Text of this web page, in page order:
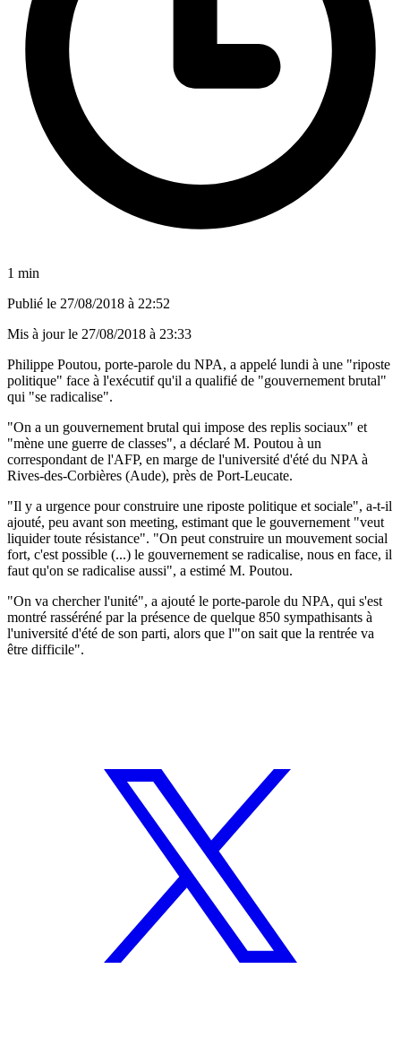
1 min
Publié le 27/08/2018 à 22:52
Mis à jour le 27/08/2018 à 23:33
Philippe Poutou, porte-parole du NPA, a appelé lundi à une "riposte
politique" face à l'exécutif qu'il a qualifié de "gouvernement brutal"
qui "se radicalise".
"On a un gouvernement brutal qui impose des replis sociaux" et
"mène une guerre de classes", a déclaré M. Poutou à un
correspondant de l'AFP, en marge de l'université d'été du NPA à
Rives-des-Corbières (Aude), près de Port-Leucate.
"Il y a urgence pour construire une riposte politique et sociale", a-t-il
ajouté, peu avant son meeting, estimant que le gouvernement "veut
liquider toute résistance". "On peut construire un mouvement social
fort, c'est possible (...) le gouvernement se radicalise, nous en face, il
faut qu'on se radicalise aussi", a estimé M. Poutou.
"On va chercher l'unité", a ajouté le porte-parole du NPA, qui s'est
montré rasséréné par la présence de quelque 850 sympathisants à
l'université d'été de son parti, alors que l'"on sait que la rentrée va
être difficile".